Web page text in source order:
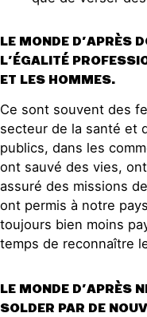
LE MONDE D’APRÈS
L’ÉGALITÉ
ET LES HOMMES.
Ce sont souvent des
secteur de la santé et
publics, dans les
ont sauvé des vies,
assuré des missions
ont permis à notre
toujours bien moins
temps de reconnaître
LE MONDE D’APRÈS
SOLDER PAR DE